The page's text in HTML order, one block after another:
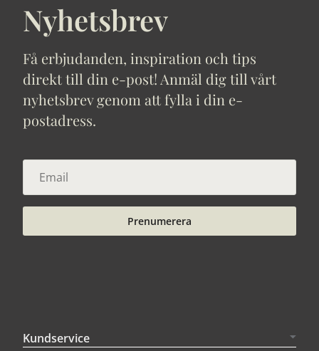
Nyhetsbrev
Få erbjudanden, inspiration och tips
direkt till din e-post! Anmäl dig till vårt
nyhetsbrev genom att fylla i din e-
postadress.
Prenumerera
Kundservice